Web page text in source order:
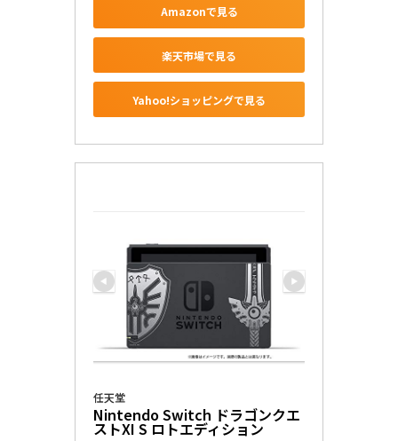
Amazonで見る
楽天市場で見る
Yahoo!ショッピングで見る
任天堂
Nintendo Switch ドラゴンクエ
ストXI S ロトエディション